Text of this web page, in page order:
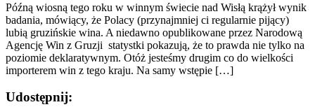
Późną wiosną tego roku w winnym świecie nad Wisłą krążył wynik
badania, mówiący, że Polacy (przynajmniej ci regularnie pijący)
lubią gruzińskie wina. A niedawno opublikowane przez Narodową
Agencję Win z Gruzji statystki pokazują, że to prawda nie tylko na
poziomie deklaratywnym. Otóż jesteśmy drugim co do wielkości
importerem win z tego kraju. Na samy wstępie […]
Udostępnij: